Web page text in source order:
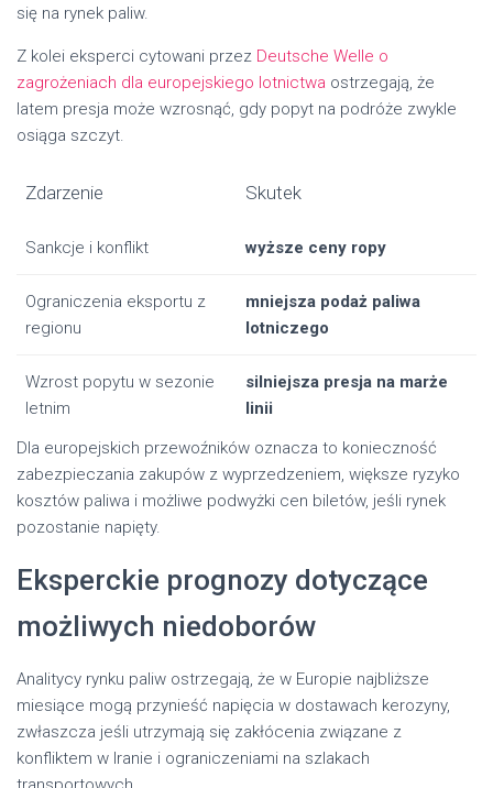
się na rynek paliw.
Z kolei eksperci cytowani przez Deutsche Welle o
zagrożeniach dla europejskiego lotnictwa ostrzegają, że
latem presja może wzrosnąć, gdy popyt na podróże zwykle
osiąga szczyt.
Zdarzenie Skutek
Sankcje i konflikt wyższe ceny ropy
Ograniczenia eksportu z
regionu
mniejsza podaż paliwa
lotniczego
Wzrost popytu w sezonie
letnim
silniejsza presja na marże
linii
Dla europejskich przewoźników oznacza to konieczność
zabezpieczania zakupów z wyprzedzeniem, większe ryzyko
kosztów paliwa i możliwe podwyżki cen biletów, jeśli rynek
pozostanie napięty.
Eksperckie prognozy dotyczące
możliwych niedoborów
Analitycy rynku paliw ostrzegają, że w Europie najbliższe
miesiące mogą przynieść napięcia w dostawach kerozyny,
zwłaszcza jeśli utrzymają się zakłócenia związane z
konfliktem w Iranie i ograniczeniami na szlakach